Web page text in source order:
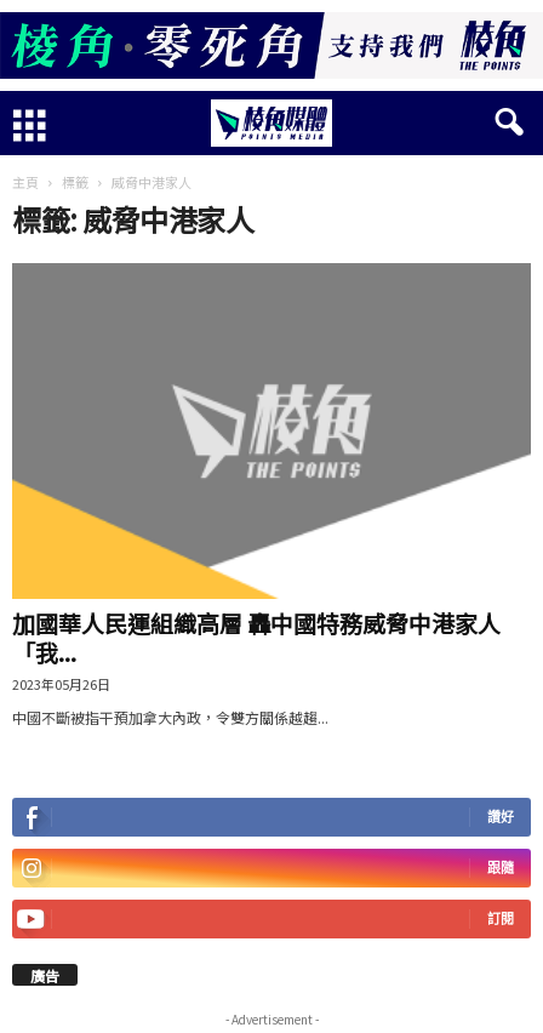
主頁 標籤 威脅中港家人
標籤: 威脅中港家人
加國華人民運組織高層 轟中國特務威脅中港家人
「我...
2023年05月26日
中國不斷被指干預加拿大內政，令雙方關係越趨...
讚好
跟隨
訂閱
廣告
- Advertisement -